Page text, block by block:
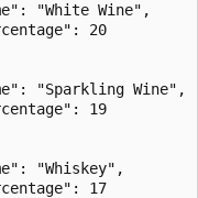
"White Wine",
20
"Sparkling Wine",
19
"Whiskey",
17